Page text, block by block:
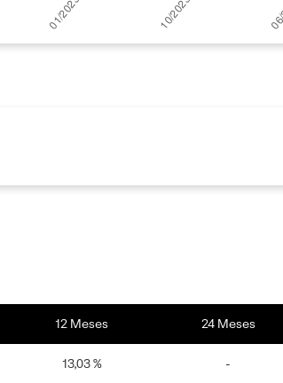
12 Meses 24 Meses
13,03 % -